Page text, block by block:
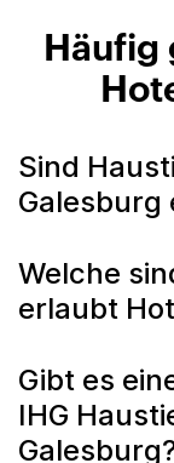
Häufig
Sind
Galesburg
Welche
erlaubt
Gibt es
IHG